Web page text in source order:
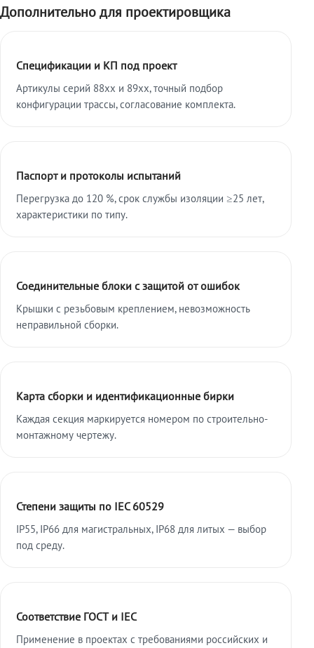
Дополнительно для проектировщика
Спецификации и КП под проект
Артикулы серий 88xx и 89xx, точный подбор
конфигурации трассы, согласование комплекта.
Паспорт и протоколы испытаний
Перегрузка до 120 %, срок службы изоляции ≥25 лет,
характеристики по типу.
Соединительные блоки с защитой от ошибок
Крышки с резьбовым креплением, невозможность
неправильной сборки.
Карта сборки и идентификационные бирки
Каждая секция маркируется номером по строительно-
монтажному чертежу.
Степени защиты по IEC 60529
IP55, IP66 для магистральных, IP68 для литых — выбор
под среду.
Соответствие ГОСТ и IEC
Применение в проектах с требованиями российских и